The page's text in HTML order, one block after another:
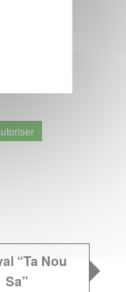
“Ta Nou
Sa”